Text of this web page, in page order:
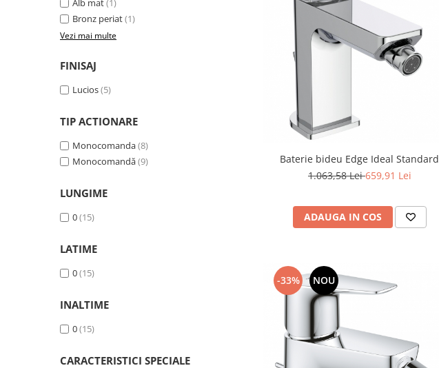
Bronz periat(1)
Vezi mai multe
FINISAJ
Lucios(5)
TIP ACTIONARE
Monocomanda(8)
Monocomandă(9)
LUNGIME
0(15)
LATIME
0(15)
INALTIME
0(15)
CARACTERISTICI SPECIALE
Baterie bideu Edge Ideal Standard
1.063,58 Lei659,91 Lei
ADAUGA IN COS
-33% NOU